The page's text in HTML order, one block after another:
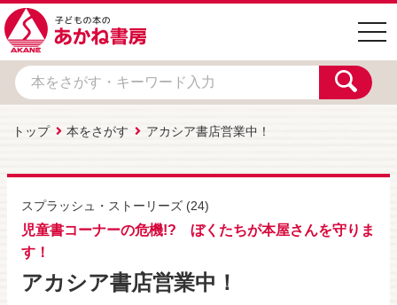
トップ 本をさがす アカシア書店営業中！
スプラッシュ・ストーリーズ (24)
児童書コーナーの危機!? ぼくたちが本屋さんを守りま
す！
アカシア書店営業中！